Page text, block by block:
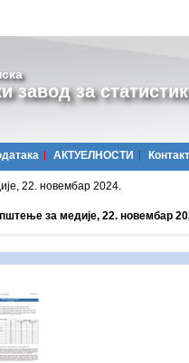
завод за
АКТУЕЛНОСТИ Контакт
22. новембар 2024.
за медије, 22. новембар